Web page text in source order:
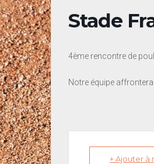
Stade
4ème rencontre de
Notre équipe affrontera
+ Ajouter à